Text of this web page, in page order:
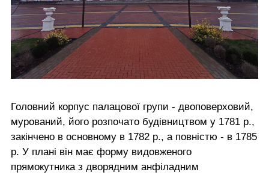
Головний корпус палацової групи - двоповерховий,
мурований, його розпочато будівництвом у 1781 р.,
закінчено в основному в 1782 р., а повністю - в 1785
р. У плані він має форму видовженого
прямокутника з дворядним анфіладним